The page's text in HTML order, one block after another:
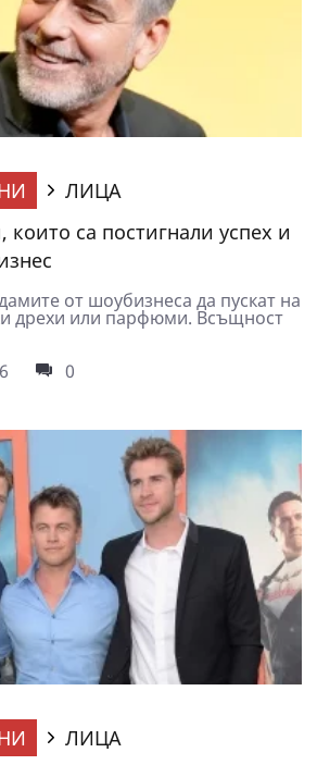
ЛИЦА
които са постигнали успех и
от шоубизнеса да пускат на
дрехи или парфюми. Всъщност
0
ЛИЦА